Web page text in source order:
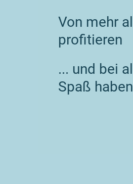
Von mehr
profitieren
... und bei
Spaß haben